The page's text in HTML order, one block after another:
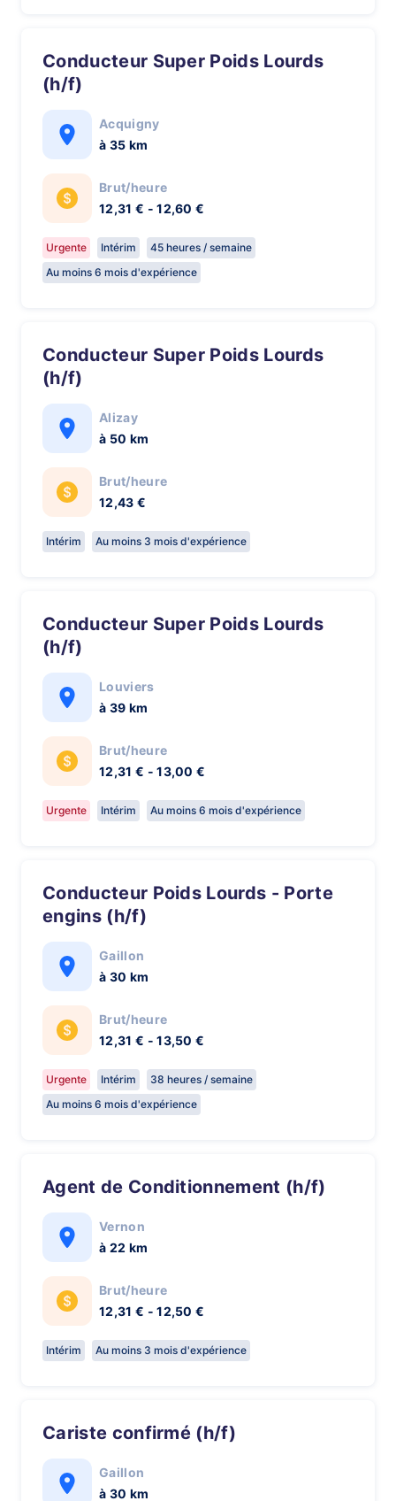
Conducteur Super Poids Lourds
(h/f)
Acquigny
à 35 km
Brut/heure
12,31 € - 12,60 €
Urgente Intérim
45 heures / semaine
Au moins 6 mois d'expérience
Conducteur Super Poids Lourds
(h/f)
Alizay
à 50 km
Brut/heure
12,43 €
Intérim Au moins 3 mois d'expérience
Conducteur Super Poids Lourds
(h/f)
Louviers
à 39 km
Brut/heure
12,31 € - 13,00 €
Urgente Intérim Au moins 6 mois d'expérience
Conducteur Poids Lourds - Porte
engins (h/f)
Gaillon
à 30 km
Brut/heure
12,31 € - 13,50 €
Urgente Intérim
38 heures / semaine
Au moins 6 mois d'expérience
Agent de Conditionnement (h/f)
Vernon
à 22 km
Brut/heure
12,31 € - 12,50 €
Intérim Au moins 3 mois d'expérience
Cariste confirmé (h/f)
Gaillon
à 30 km